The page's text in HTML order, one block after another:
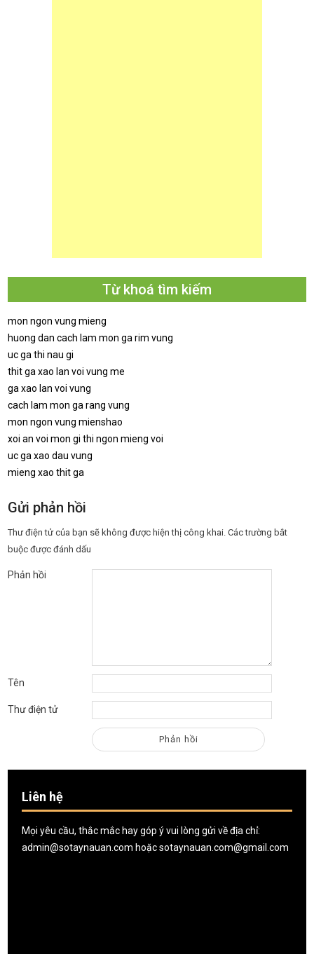
Từ khoá tìm kiếm
mon ngon vung mieng
huong dan cach lam mon ga rim vung
uc ga thi nau gi
thit ga xao lan voi vung me
ga xao lan voi vung
cach lam mon ga rang vung
mon ngon vung mienshao
xoi an voi mon gi thi ngon mieng voi
uc ga xao dau vung
mieng xao thit ga
Gửi phản hồi
Thư điện tử của bạn sẽ không được hiện thị công khai. Các trường bắt
buộc được đánh dấu
Phản hồi
Tên
Thư điện tử
Liên hệ
Mọi yêu cầu, thắc mắc hay góp ý vui lòng gửi về địa chỉ:
admin@sotaynauan.com hoặcsotaynauan.com@gmail.com